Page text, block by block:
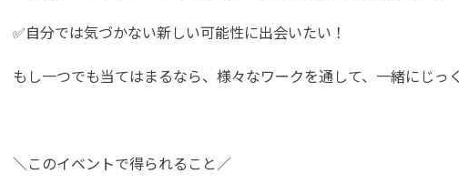
✅️自分では気づかない新しい可能性に出会いたい！
もし一つでも当てはまるなら、様々なワークを通して、一緒にじっ
＼このイベントで得られること／